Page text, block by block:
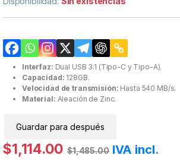
Interfaz: Dual USB 3.1 (Tipo-C y Tipo-A).
Capacidad: 128GB.
Velocidad de transmisión: Hasta 540 MB/s.
Material: Aleación de Zinc.
Guardar para después
$1,114.00 $1,485.00 IVA incl.